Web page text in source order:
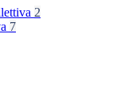
2
7